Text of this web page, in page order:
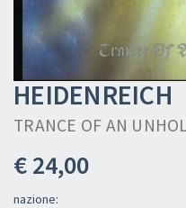
HEIDENREICH
TRANCE OF AN
€ 24,00
nazione: